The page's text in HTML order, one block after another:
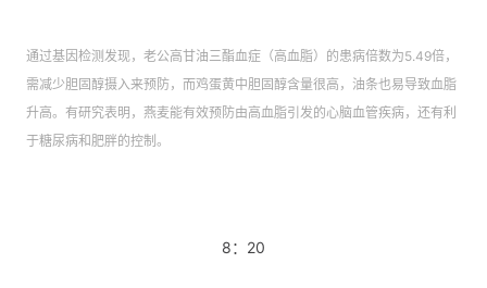
通过基因检测发现，老公高甘油三酯血症（高血脂）的患病倍数为5.49倍，
需减少胆固醇摄入来预防，而鸡蛋黄中胆固醇含量很高，油条也易导致血脂
升高。有研究表明，燕麦能有效预防由高血脂引发的心脑血管疾病，还有利
于糖尿病和肥胖的控制。
8：20